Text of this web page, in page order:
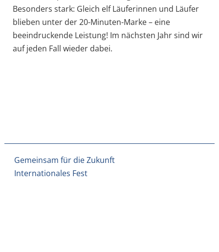
Besonders stark: Gleich elf Läuferinnen und Läufer
blieben unter der 20-Minuten-Marke – eine
beeindruckende Leistung! Im nächsten Jahr sind wir
auf jeden Fall wieder dabei.
Beitragsnavigation
Gemeinsam für die Zukunft
Internationales Fest